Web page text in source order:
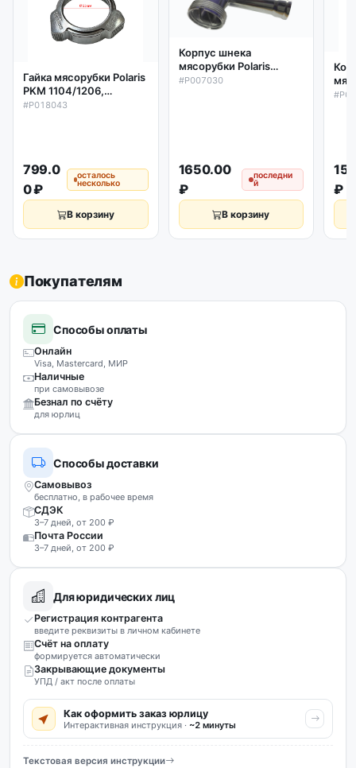
Гайка мясорубки Polaris
PKM 1104/1206,
оригинал
#P018043
799.0
0 ₽
осталось
несколько
В корзину
Корпус шнека
мясорубки Polaris
PMG1820L, оригинал
#P007030
1650.00
₽
последни
й
В корзину
₽
Покупателям
Способы оплаты
Онлайн
Visa, Mastercard, МИР
Наличные
при самовывозе
Безнал по счёту
для юрлиц
Способы доставки
Самовывоз
бесплатно, в рабочее время
СДЭК
3–7 дней, от 200 ₽
Почта России
3–7 дней, от 200 ₽
Для юридических лиц
Регистрация контрагента
введите реквизиты в личном кабинете
Счёт на оплату
формируется автоматически
Закрывающие документы
УПД / акт после оплаты
Как оформить заказ юрлицу
Интерактивная инструкция · ~2 минуты
Текстовая версия инструкции